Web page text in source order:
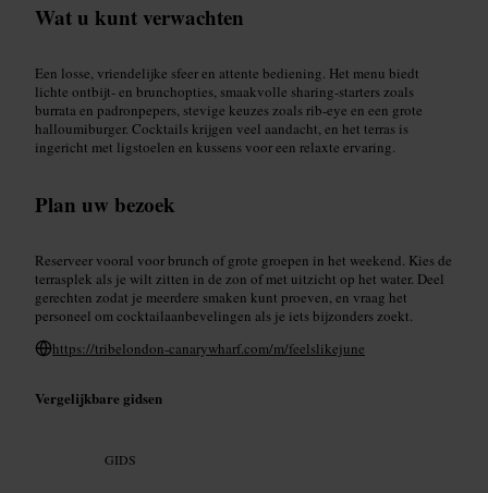
Wat u kunt verwachten
Een losse, vriendelijke sfeer en attente bediening. Het menu biedt
lichte ontbijt- en brunchopties, smaakvolle sharing-starters zoals
burrata en padronpepers, stevige keuzes zoals rib-eye en een grote
halloumiburger. Cocktails krijgen veel aandacht, en het terras is
ingericht met ligstoelen en kussens voor een relaxte ervaring.
Plan uw bezoek
Reserveer vooral voor brunch of grote groepen in het weekend. Kies de
terrasplek als je wilt zitten in de zon of met uitzicht op het water. Deel
gerechten zodat je meerdere smaken kunt proeven, en vraag het
personeel om cocktailaanbevelingen als je iets bijzonders zoekt.
https://tribelondon-canarywharf.com/m/feelslikejune
Vergelijkbare gidsen
GIDS